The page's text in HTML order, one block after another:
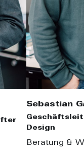
Sebastian
Design
Beratung &